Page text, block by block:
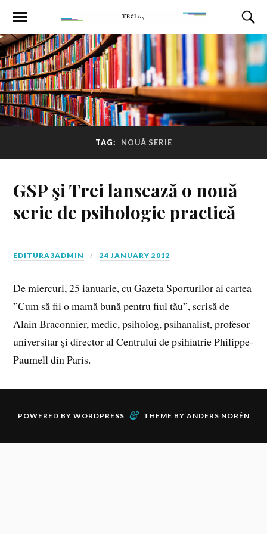
TAG: NOUĂ SERIE
GSP şi Trei lansează o nouă
serie de psihologie practică
EDITURA3ADMIN 24 JANUARY 2012
De miercuri, 25 ianuarie, cu Gazeta Sporturilor ai cartea
”Cum să fii o mamă bună pentru fiul tău”, scrisă de
Alain Braconnier, medic, psiholog, psihanalist, profesor
universitar şi director al Centrului de psihiatrie Philippe-
Paumell din Paris.
POWERED BY WORDPRESS & THEME BY ANDERS NORÉN